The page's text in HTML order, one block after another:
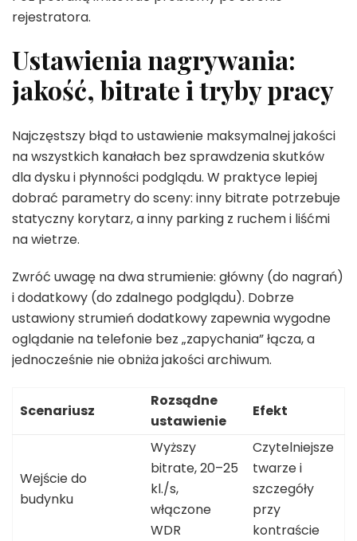
rejestratora.
Ustawienia nagrywania:
jakość, bitrate i tryby pracy
Najczęstszy błąd to ustawienie maksymalnej jakości
na wszystkich kanałach bez sprawdzenia skutków
dla dysku i płynności podglądu. W praktyce lepiej
dobrać parametry do sceny: inny bitrate potrzebuje
statyczny korytarz, a inny parking z ruchem i liśćmi
na wietrze.
Zwróć uwagę na dwa strumienie: główny (do nagrań)
i dodatkowy (do zdalnego podglądu). Dobrze
ustawiony strumień dodatkowy zapewnia wygodne
oglądanie na telefonie bez „zapychania” łącza, a
jednocześnie nie obniża jakości archiwum.
Scenariusz
Rozsądne
ustawienie
Efekt
Wejście do
budynku
Wyższy
bitrate, 20–25
kl./s,
włączone
WDR
Czytelniejsze
twarze i
szczegóły
przy
kontraście